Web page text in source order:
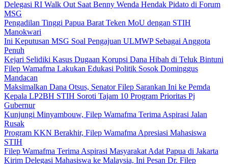
Delegasi RI Walk Out Saat Benny Wenda Hendak Pidato di Forum
MSG
Pengadilan Tinggi Papua Barat Teken MoU dengan STIH
Manokwari
Ini Keputusan MSG Soal Pengajuan ULMWP Sebagai Anggota
Penuh
Kejari Selidiki Kasus Dugaan Korupsi Dana Hibah di Teluk Bintuni
Filep Wamafma Lakukan Edukasi Politik Sosok Dominggus
Mandacan
Maksimalkan Dana Otsus, Senator Filep Sarankan Ini ke Pemda
Kepala LP2BH STIH Soroti Tajam 10 Program Prioritas Pj
Gubernur
Kunjungi Minyambouw, Filep Wamafma Terima Aspirasi Jalan
Rusak
Program KKN Berakhir, Filep Wamafma Apresiasi Mahasiswa
STIH
Filep Wamafma Terima Aspirasi Masyarakat Adat Papua di Jakarta
Kirim Delegasi Mahasiswa ke Malaysia, Ini Pesan Dr. Filep